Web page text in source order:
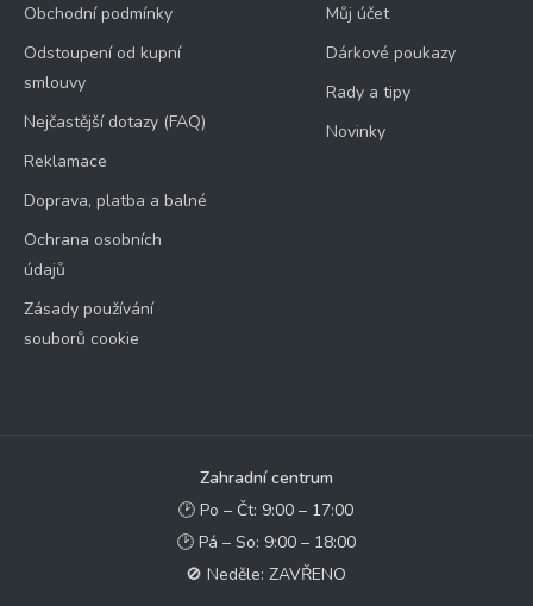
Obchodní podmínky
Odstoupení od kupní
smlouvy
Nejčastější dotazy (FAQ)
Reklamace
Doprava, platba a balné
Ochrana osobních
údajů
Zásady používání
souborů cookie
Můj účet
Dárkové poukazy
Rady a tipy
Novinky
Zahradní centrum
🕑 Po – Čt: 9:00 – 17:00
🕑 Pá – So: 9:00 – 18:00
🚫 Neděle: ZAVŘENO